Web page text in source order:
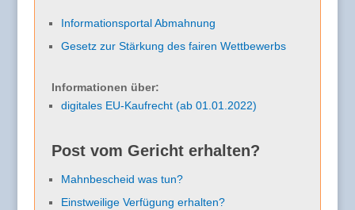
Informationsportal Abmahnung
Gesetz zur Stärkung des fairen Wettbewerbs
Informationen über:
digitales EU-Kaufrecht (ab 01.01.2022)
Post vom Gericht erhalten?
Mahnbescheid was tun?
Einstweilige Verfügung erhalten?